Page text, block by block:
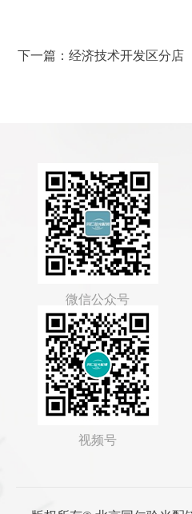
下一篇：经济技术开发区分店
微信公众号
视频号